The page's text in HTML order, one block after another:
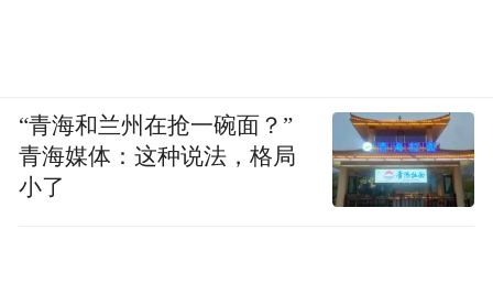
“青海和兰州在抢一碗面？”
青海媒体：这种说法，格局
小了